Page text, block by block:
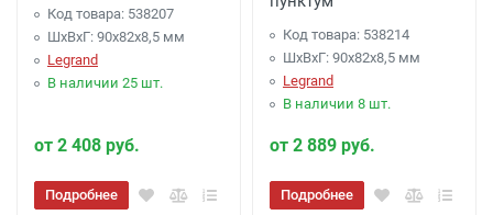
Код товара: 538207
ШхВхГ: 90x82x8,5 мм
Legrand
В наличии 25 шт.
от 2 408 руб.
Подробнее
Код товара: 538214
ШхВхГ: 90x82x8,5 мм
Legrand
В наличии 8 шт.
от 2 889 руб.
Подробнее